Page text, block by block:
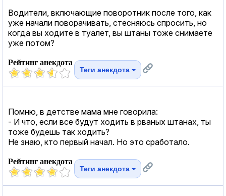
Водители, включающие поворотник после того, как
уже начали поворачивать, стесняюсь спросить, но
когда вы ходите в туалет, вы штаны тоже снимаете
уже потом?
Рейтинг анекдота
Теги анекдота
Помню, в детстве мама мне говорила:
- И что, если все будут ходить в рваных штанах, ты
тоже будешь так ходить?
Не знаю, кто первый начал. Но это сработало.
Рейтинг анекдота
Теги анекдота